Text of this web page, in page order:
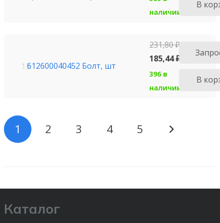
наличии
В
13612600040452 Болт, шт
231,80₽
185,44₽
396 в
наличии
В
1 2 3 4 5
Каталог